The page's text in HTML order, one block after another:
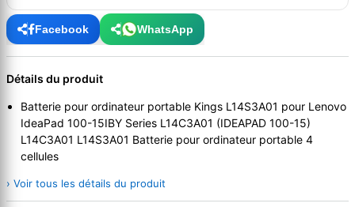
Facebook WhatsApp
Détails du produit
Batterie pour ordinateur portable Kings L14S3A01 pour Lenovo
IdeaPad 100-15IBY Series L14C3A01 (IDEAPAD 100-15)
L14C3A01 L14S3A01 Batterie pour ordinateur portable 4
cellules
› Voir tous les détails du produit